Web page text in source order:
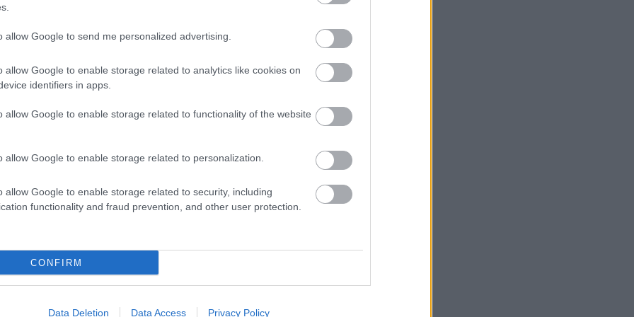
allow Google to send me personalized advertising.
allow Google to enable storage related to analytics like cookies on
identifiers in apps.
allow Google to enable storage related to functionality of the website
allow Google to enable storage related to personalization.
allow Google to enable storage related to security, including
functionality and fraud prevention, and other user protection.
CONFIRM
Data Deletion Data Access Privacy Policy
Περιγραφή: Το παιχνίδι αντιγράφει τη λογική από το κλασσικό
δύο ομάδες. Το γήπεδο οριοθετείται με ταινία σήμανσης και
χωρίζονται σε δύο ομάδες. Κάθε ομάδα έχει το
ΤΟ ΤΕΡΜΑ)
Επιλέγουμε μία θαλάσσια περιοχή για